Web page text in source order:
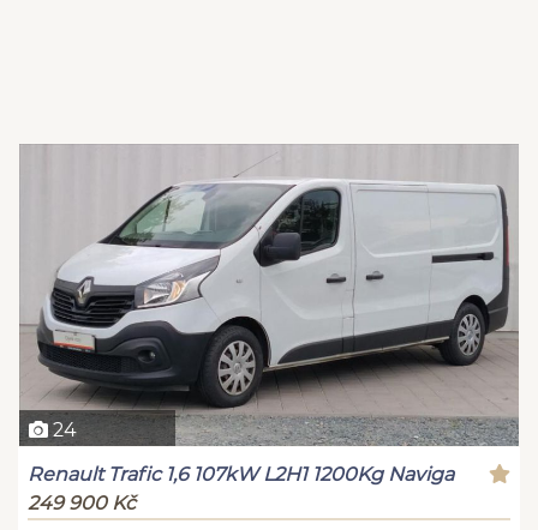
24
Renault Trafic 1,6 107kW L2H1 1200Kg Naviga
249 900 Kč